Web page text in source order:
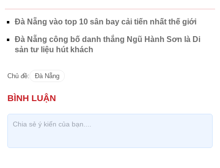
Đà Nẵng vào top 10 sân bay cải tiến nhất thế giới
Đà Nẵng công bố danh thắng Ngũ Hành Sơn là Di
sản tư liệu hút khách
Chủ đề: Đà Nẵng